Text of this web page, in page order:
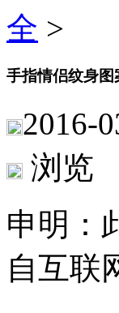
全 >
手指情侣纹身图
2016-
浏览
申明：
自互联